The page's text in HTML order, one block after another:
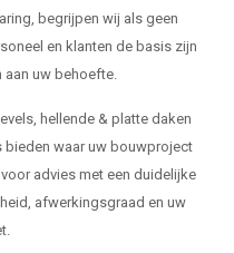
begrijpen wij als geen
en klanten de basis zijn
aan uw behoefte.
hellende & platte daken
bieden waar uw bouwproject
advies met een duidelijke
afwerkingsgraad en uw